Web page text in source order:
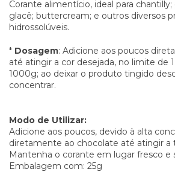
Corante alimentício, ideal para
glacê; buttercream; e outros diversos
hidrossolúveis.
* Dosagem: Adicione aos poucos
até atingir a cor desejada, no limite de
1000g; ao deixar o produto tingido
concentrar.
Modo de Utilizar:
Adicione aos poucos, devido à alta
diretamente ao chocolate até atingir a
Mantenha o corante em lugar fresco e
Embalagem com: 25g